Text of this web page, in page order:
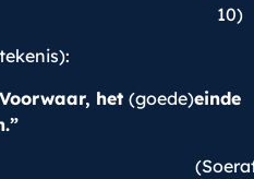
10)
het (goede)einde